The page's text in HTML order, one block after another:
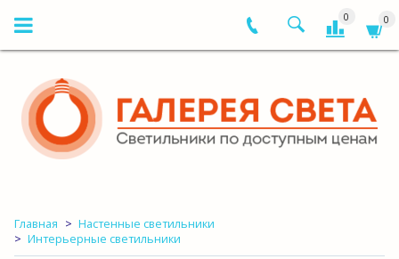
0 0
Главная
Настенные светильники
Интерьерные светильники